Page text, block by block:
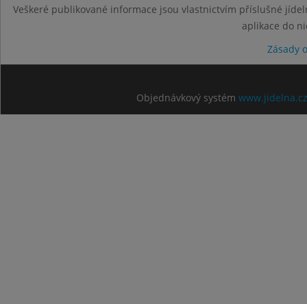
Veškeré publikované informace jsou vlastnictvím příslušné
aplikace do
Zásady
Objednávkový systém www.jidelna.cz